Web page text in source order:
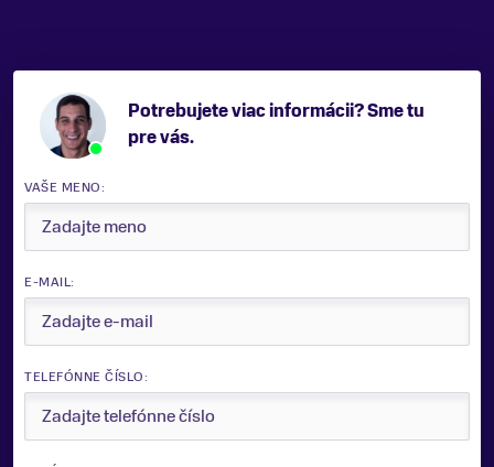
Potrebujete viac informácii? Sme tu
pre vás.
VAŠE MENO:
E-MAIL:
TELEFÓNNE ČÍSLO: